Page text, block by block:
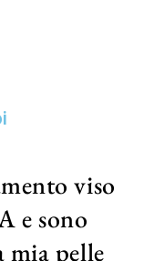
viso
e sono
mia pelle